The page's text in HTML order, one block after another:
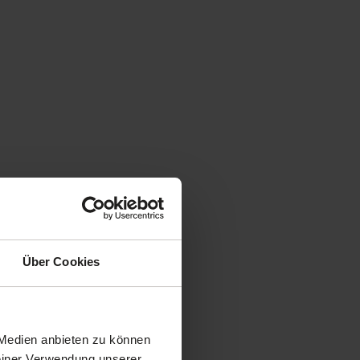
Über Cookies
anbieten zu können